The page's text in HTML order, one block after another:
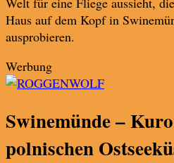
Haus auf dem Kopf in
ausprobieren.
Werbung
Swinemünde –
polnischen